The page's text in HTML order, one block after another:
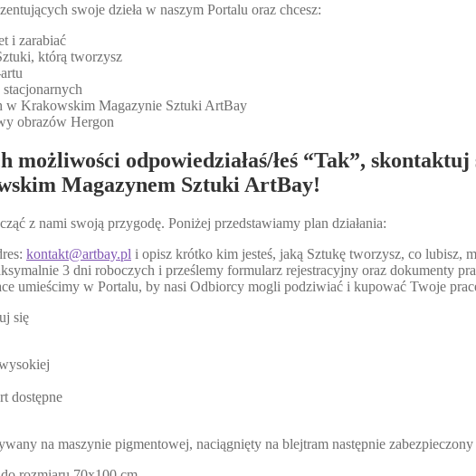
swoje dzieła w naszym Portalu oraz chcesz:
i zarabiać
którą tworzysz
w Krakowskim Magazynie Sztuki ArtBay
obrazów Hergon
możliwości odpowiedziałaś/łeś “Tak”,
Magazynem Sztuki ArtBay!
z nami swoją przygodę. Poniżej przedstawiamy plan działania:
kontakt@artbay.pl i opisz krótko kim jesteś, jaką Sztukę tworzysz, co lubisz,
3 dni roboczych i prześlemy formularz rejestracyjny oraz dokumenty
umieścimy w Portalu, by nasi Odbiorcy mogli podziwiać i kupować Twoje
się
dostępne
na maszynie pigmentowej, naciągnięty na blejtram następnie